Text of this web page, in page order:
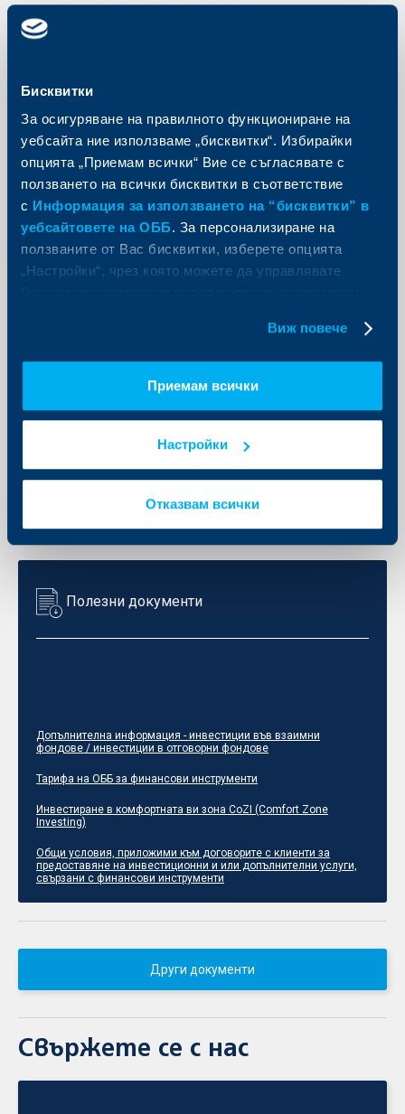
Бисквитки
За осигуряване на правилното функциониране на
уебсайта ние използваме „бисквитки“. Избирайки
опцията „Приемам всички“ Вие се съгласявате с
ползването на всички бисквитки в съответствие
с Информация за използването на “бисквитки” в
уебсайтовете на ОББ. За персонализиране на
ползваните от Вас бисквитки, изберете опцията
„Настройки“, чрез която можете да управлявате
Виж повече
Приемам всички
Настройки
Отказвам всички
Документи
Инвестиращ
Основен информационен документТУК
Информация за резултатите за минали периодиТУК
Документ със сценарии за резултатите
Месечна информация на фонда
Оповестяване на информация във връзка с
устойчивосттаТУК
Правила на ДФ чадър ОББ ЕкспертИйз
(ЛЕВА) (ЕВРО) в секция Документи
Проспект на ДФ чадър ОББ ЕкспертИйз (ЛЕВА)
Отпечатване на списък
Полезни документи
Допълнителна информация - инвестиции във взаимни
фондове / инвестиции в отговорни фондове
Тарифа на ОББ за финансови инструменти
Инвестиране в комфортната ви зона CoZI (Comfort Zone
Investing)
Общи условия, приложими към договорите с клиенти за
предоставяне на инвестиционни и или допълнителни услуги,
свързани с финансови инструменти
Други документи
Свържете се с нас